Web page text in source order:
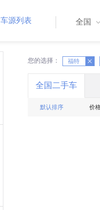
车源列表 全国
您的选择： 福特
X X
全国二手车
默认排序 价